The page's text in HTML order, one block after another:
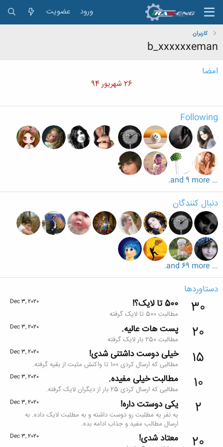
ورود عضویت
کاربران
b_xxxxxxeman
امضا
26 شهریور 94
Following
... and 9 more.
دنبال کنندگان
... and 69 more.
دستاوردها
30
Dec 3, 2020 500 تا لایک؟!
مطالبت 500 تا لایک گرفته
20
Dec 3, 2020 پست هات عالیه.
مطالبت 250 بار لایک گرفته
15
Dec 3, 2020 خیلی دوست داشتنی شدی!
مطالبی که ارسال کردی 100 تا واکنش مثبت از بقیه گرفته.
10
Dec 3, 2020 مطالبت خیلی مفیده.
مطالبی که ارسال کردی 25 بار از دیگران لایک گرفته.
2
Dec 3, 2020 یکی دوستت داره!
یه نفر یه مطلبت رو دوست داشته و به مطلبت لایک داده. به
ارسال مطالب مفید و جذاب ادامه بده.
20
Dec 3, 2020 معتاد شدی!